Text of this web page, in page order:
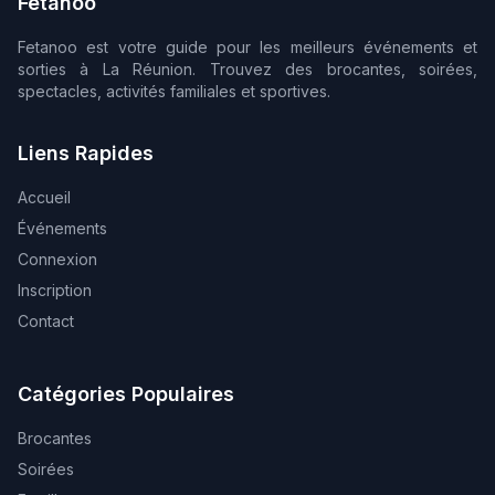
Fetanoo est votre guide pour les meilleurs événements et
sorties à La Réunion. Trouvez des brocantes, soirées,
spectacles, activités familiales et sportives.
Liens Rapides
Accueil
Événements
Connexion
Inscription
Contact
Catégories Populaires
Brocantes
Soirées